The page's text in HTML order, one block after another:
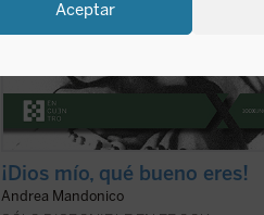
Aceptar
¡Dios mío, qué bueno eres!
Andrea Mandonico